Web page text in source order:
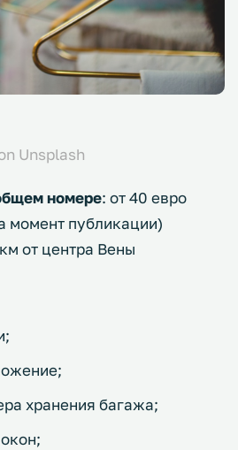
Unsplash
номере: от 40 евро
момент публикации)
от центра Вены
хранения багажа;